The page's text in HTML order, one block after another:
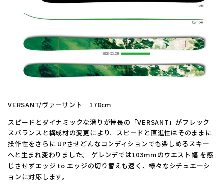
VERSANT/ヴァーサント 178cm
スピードとダイナミックな滑りが特長の「VERSANT」がフレック
スバランスと構成材の変更により、スピードと直進性はそのままに
操作性をさらに UPさせどんなコンディションでも楽しめるスキー
へと生まれ変わりました。 ゲレンデでは103mmのウエスト幅 を感
じさせずエッジ to エッジの切り替えも速く、様々なシチュエーシ
ョンに対応します。